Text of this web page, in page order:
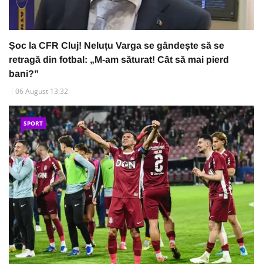
Șoc la CFR Cluj! Neluțu Varga se gândește să se
retragă din fotbal: „M-am săturat! Cât să mai pierd
bani?”
06 August 13:32
SPORT